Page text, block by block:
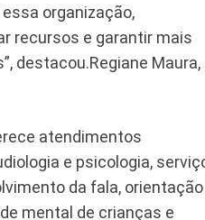
organização,
recursos e garantir mais
destacou.Regiane Maura,
atendimentos
e psicologia,
da fala, orientação
mental de crianças e